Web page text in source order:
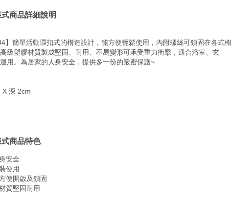
商品詳細說明
】簡單活動環扣式的構造設計，能方便輕鬆使用，內附螺絲可鎖固在各式櫥
級塑膠材質製成堅固、耐用、不易變形可承受重力衝擊，適合浴室、玄
用。為居家的人身安全，提供多一份的嚴密保護~
X 深 2cm
商品特色
安全
使用
便開啟及鎖固
質堅固耐用